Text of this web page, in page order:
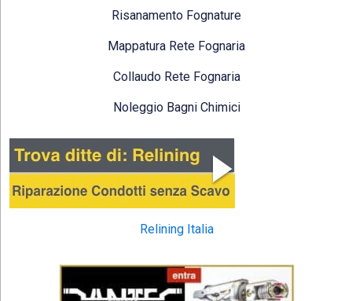
Risanamento Fognature
Mappatura Rete Fognaria
Collaudo Rete Fognaria
Noleggio Bagni Chimici
Relining Italia